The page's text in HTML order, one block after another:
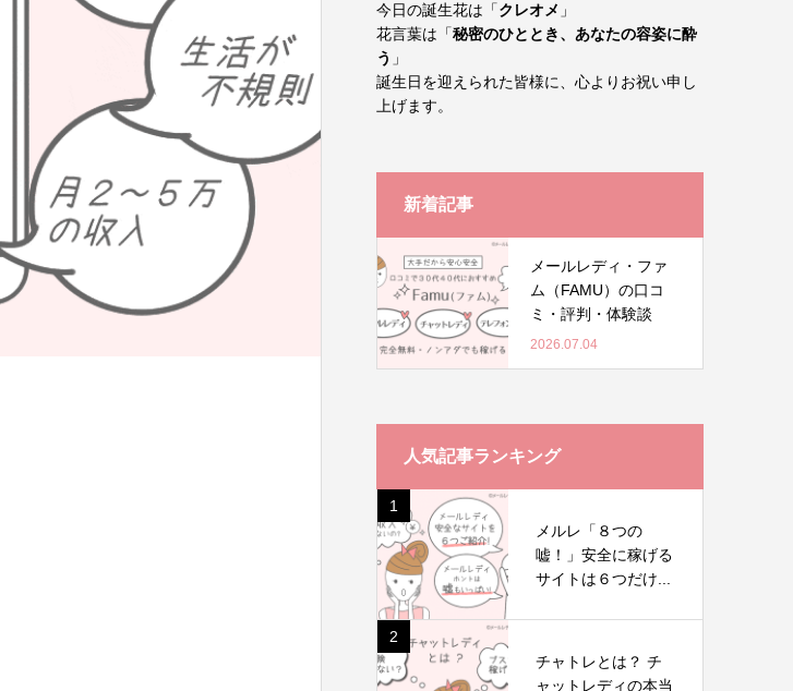
今日の誕生花は「クレオメ 」
花言葉は「秘密のひととき、あなたの容姿に酔
う 」
誕生日を迎えられた皆様に、心よりお祝い申し
上げます。
新着記事
メールレディ・ファ
ム（FAMU）の口コ
ミ・評判・体験談
2026.07.04
人気記事ランキング
1
メルレ「８つの
嘘！」安全に稼げる
サイトは６つだけ...
2
チャトレとは？ チ
ャットレディの本当